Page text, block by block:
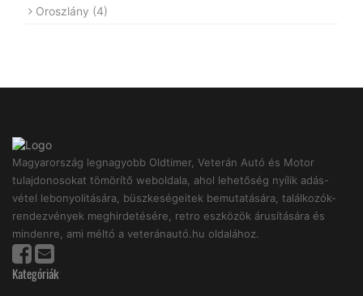
Oroszlány (4)
Magyarország legnagyobb Oldtimer, Veterán Autó és Motor
tulajdonosokat tömörítő weboldala, ahol lehetőség nyílik adás-
vétel lebonyolitására, büszkeségeitek bemutatására, találkozók-
rendezvények meghirdetésére, retro eszközök árusítására és
mindenre, ami méltó a veteránautó.hu oldalához.
Kategóriák